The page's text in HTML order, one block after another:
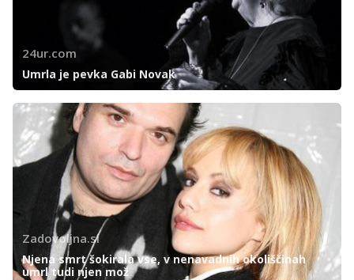
24ur.com
Umrla je pevka Gabi Novak
Zadovoljna.si
Njena smrt šokirala vse, v nenavadnih okoliščinah
umrl tudi njen mož